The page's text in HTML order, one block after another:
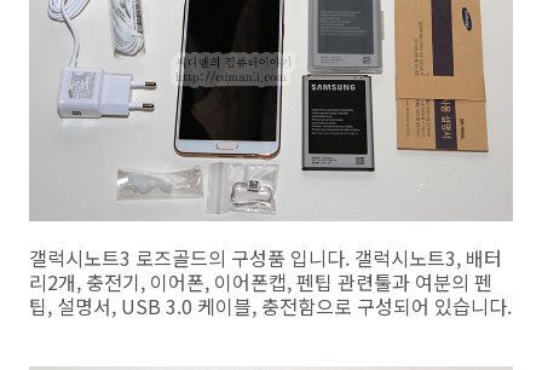
갤럭시노트3 로즈골드의 구성품 입니다. 갤럭시노트3, 배터
리2개, 충전기, 이어폰, 이어폰캡, 펜팁 관련툴과 여분의 펜
팁, 설명서, USB 3.0 케이블, 충전함으로 구성되어 있습니다.